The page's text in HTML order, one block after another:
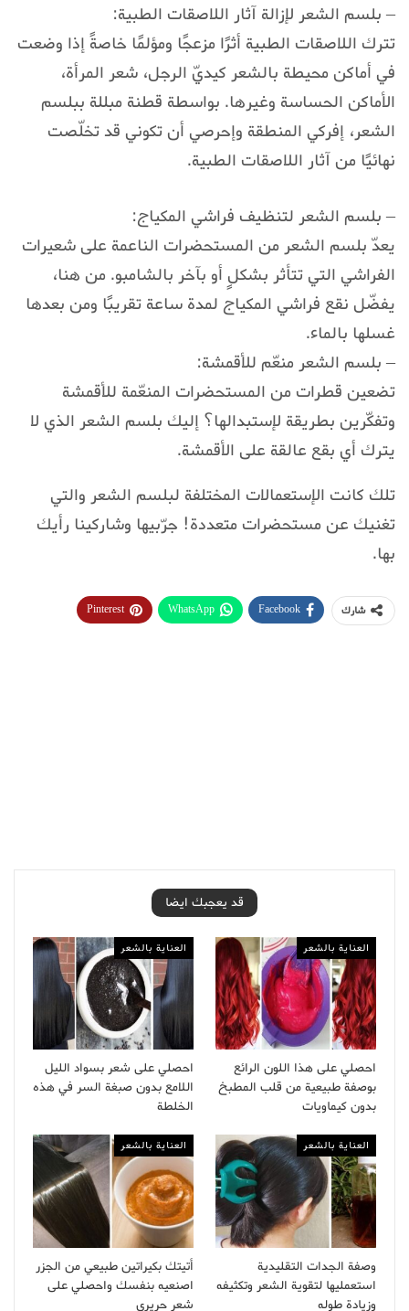
– بلسم الشعر لإزالة آثار اللاصقات الطبية:
تترك اللاصقات الطبية أثرًا مزعجًا ومؤلمًا خاصةً إذا وضعت
في أماكن محيطة بالشعر كيديّ الرجل، شعر المرأة،
الأماكن الحساسة وغيرها. بواسطة قطنة مبللة ببلسم
الشعر، إفركي المنطقة وإحرصي أن تكوني قد تخلّصت
نهائيًا من آثار اللاصقات الطبية.
– بلسم الشعر لتنظيف فراشي المكياج:
يعدّ بلسم الشعر من المستحضرات الناعمة على شعيرات
الفراشي التي تتأثر بشكلٍ أو بآخر بالشامبو. من هنا،
يفضّل نقع فراشي المكياج لمدة ساعة تقريبًا ومن بعدها
غسلها بالماء.
– بلسم الشعر منعّم للأقمشة:
تضعين قطرات من المستحضرات المنعّمة للأقمشة
وتفكّرين بطريقة لإستبدالها؟ إليك بلسم الشعر الذي لا
يترك أي بقع عالقة على الأقمشة.
تلك كانت الإستعمالات المختلفة لبلسم الشعر والتي
تغنيك عن مستحضرات متعددة! جرّبيها وشاركينا رأيك
بها.
شارك Facebook
WhatsApp
Pinterest
قد يعجبك ايضا
العناية بالشعر
احصلي على هذا اللون الرائع
بوصفة طبيعية من قلب المطبخ
بدون كيماويات
العناية بالشعر
احصلي على شعر بسواد الليل
اللامع بدون صبغة السر في هذه
الخلطة
العناية بالشعر
وصفة الجدات التقليدية
استعمليها لتقوية الشعر وتكثيفه
وزيادة طوله
العناية بالشعر
أتيتك بكيراتين طبيعي من الجزر
اصنعيه بنفسك واحصلي على
شعر حريري